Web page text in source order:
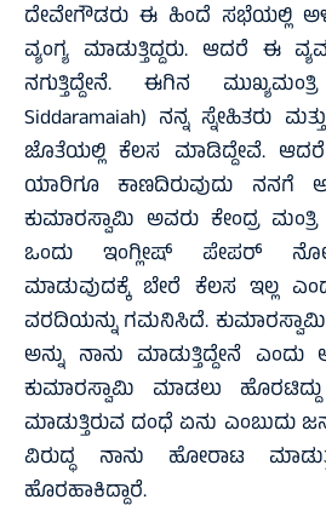
ದೇವೇಗೌಡರು ಈ ಹಿಂದೆ ಸಭೆಯಲ್ಲಿ
ವ್ಯಂಗ್ಯ ಮಾಡುತ್ತಿದ್ದರು. ಆದರೆ ಈ
ನಗುತ್ತಿದ್ದೇನೆ. ಈಗಿನ
Siddaramaiah) ನನ್ನ ಸ್ನೇಹಿತರು
ಜೊತೆಯಲ್ಲಿ ಕೆಲಸ ಮಾಡಿದ್ದೇವೆ. ಆದರೆ
ಯಾರಿಗೂ ಕಾಣದಿರುವುದು ನನಗೆ
ಕುಮಾರಸ್ವಾಮಿ ಅವರು ಕೇಂದ್ರ ಮಂತ್ರಿ
ಒಂದು ಇಂಗ್ಲೀಷ್ ಪೇಪರ್
ಮಾಡುವುದಕ್ಕೆ ಬೇರೆ ಕೆಲಸ ಇಲ್ಲ
ವರದಿಯನ್ನು ಗಮನಿಸಿದೆ.
ಅನ್ನು ನಾನು ಮಾಡುತ್ತಿದ್ದೇನೆ ಎಂದು
ಕುಮಾರಸ್ವಾಮಿ ಮಾಡಲು
ಮಾಡುತ್ತಿರುವ ದಂಧೆ ಏನು ಎಂಬುದು
ವಿರುದ್ಧ ನಾನು ಹೋರಾಟ
ಹೊರಹಾಕಿದ್ದಾರೆ.